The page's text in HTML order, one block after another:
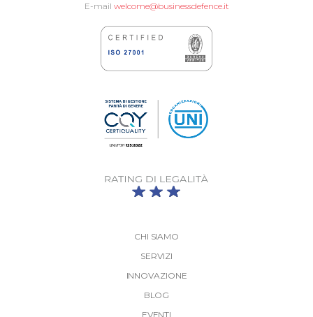
E-mail welcome@businessdefence.it
CHI SIAMO
SERVIZI
INNOVAZIONE
BLOG
EVENTI